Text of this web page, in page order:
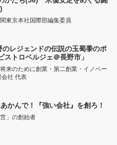
東京本社国際部編集委員
レジェンドの伝説の玉蜀黍のポ
ストロベルジェ＠長野市」
来のために創業・第二創業・イノベー
社 代表
かんで！『強い会社』を創ろ！
」の創始者